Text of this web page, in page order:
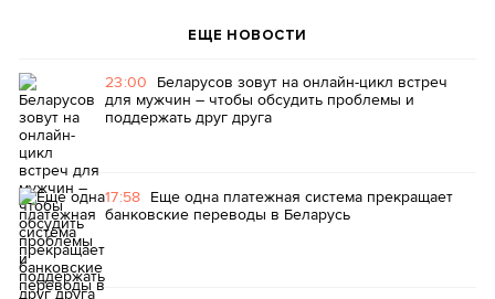
ЕЩЕ НОВОСТИ
23:00 Беларусов зовут на онлайн-цикл встреч
для мужчин – чтобы обсудить проблемы и
поддержать друг друга
17:58 Еще одна платежная система прекращает
банковские переводы в Беларусь